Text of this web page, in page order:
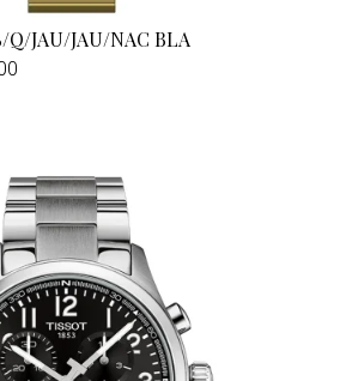
Q/JAU/JAU/NAC BLA